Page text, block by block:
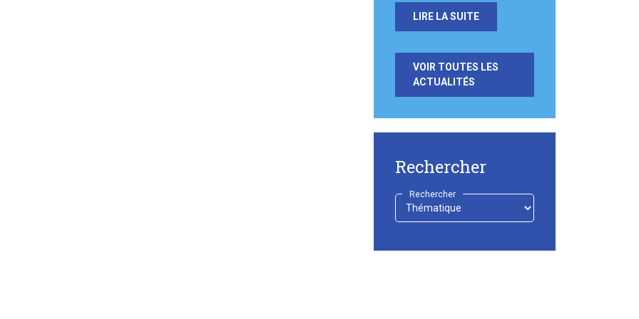
LIRE LA SUITE
VOIR TOUTES LES
ACTUALITÉS
Rechercher
Rechercher
Choisir